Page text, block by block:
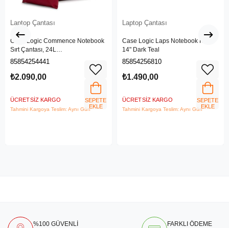
Laptop Çantası
Case Logic Commence Notebook
Sırt Çantası, 24L
PomegranateRed
85854254441
₺2.090,00
ÜCRETSIZ KARGO
Tahmini Kargoya Teslim: Aynı Gün
SEPETE
EKLE
Laptop Çantası
Case Logic Laps Notebook Kılıfı
14" Dark Teal
85854256810
₺1.490,00
ÜCRETSIZ KARGO
Tahmini Kargoya Teslim: Aynı Gün
SEPETE
EKLE
%100 GÜVENLİ
FARKLI ÖDEME